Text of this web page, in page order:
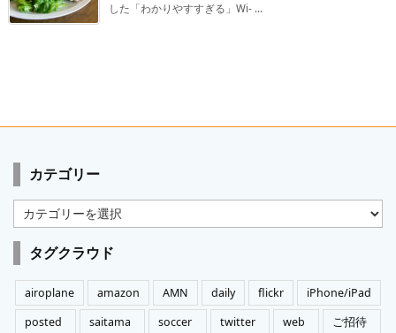
した「わかりやすすぎる」Wi- ...
カテゴリー
カ
テ
ゴ
リ
ー
タグクラウド
airoplane amazon AMN daily flickr
iPhone/iPad
posted
saitama soccer twitter web
ご招待